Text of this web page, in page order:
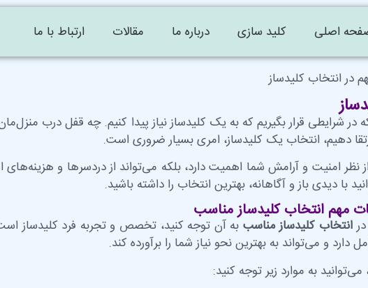
اصلی کلید سازی درباره ما مقالات ارتباط با ما
در انتخاب کلیدساز
در شرایطی قرار بگیریم که به یک کلیدساز نیاز پیدا کنیم. چه قفل درب
دهیم، انتخاب یک کلیدساز، امری بسیار ضروری است.
از نظر امنیت و آرامش شما اهمیت دارد، بلکه می‌تواند از دردسرها و
با دیدی باز و آگاهانه، بهترین انتخاب را داشته باشید.
مهم انتخاب کلیدساز مناسب
انتخاب کلیدساز مناسب به آن توجه کنید، تخصص و تجربه فرد کلیدساز
و می‌تواند به بهترین نحو نیاز شما را برآورده کند.
به موارد زیر توجه کنید: